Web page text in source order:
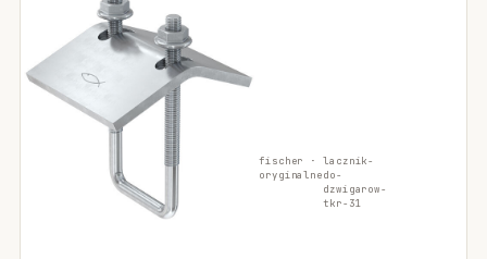
Mocowania ramowe
Mocowania uniwersalne
Systemy instalacyjne
Mocowania w pustych przestrzeniach
Mocowania sanitarne
fischer ·
oryginalne
lacznik-
do-
dzwigarow-
tkr-31